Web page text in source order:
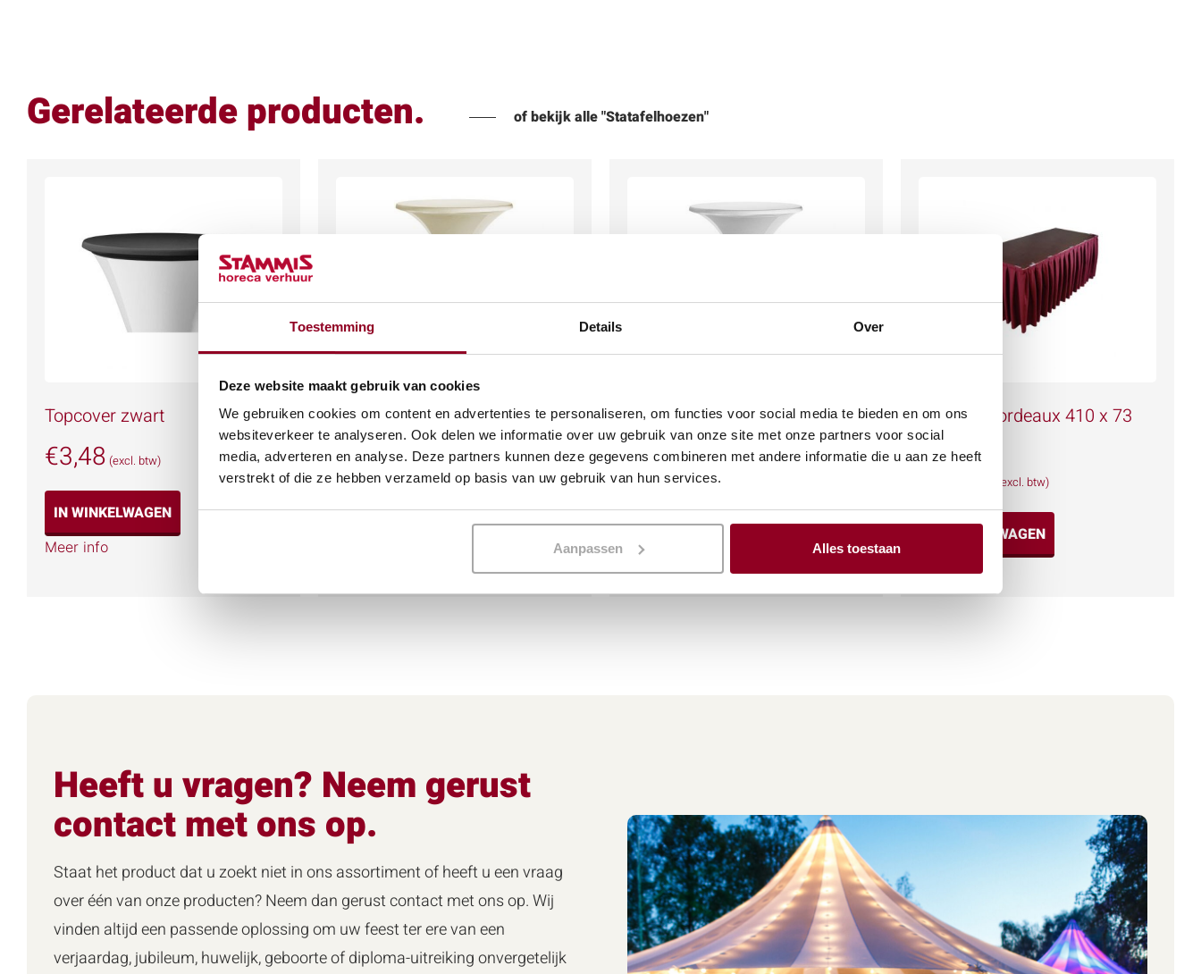
Toestemming Details Over
Deze website maakt gebruik van cookies
We gebruiken cookies om content en advertenties te personaliseren, om functies voor social media te bieden en om ons
websiteverkeer te analyseren. Ook delen we informatie over uw gebruik van onze site met onze partners voor social
media, adverteren en analyse. Deze partners kunnen deze gegevens combineren met andere informatie die u aan ze heeft
verstrekt of die ze hebben verzameld op basis van uw gebruik van hun services.
Aanpassen Alles toestaan
Gerelateerde producten. of bekijk alle "Statafelhoezen"
Topcover zwart
€3,48 (excl. btw)
IN WINKELWAGEN
Meer info
Statafelhoes ecru
€11,70 (excl. btw)
IN WINKELWAGEN
Statafelhoes wit
€11,70 (excl. btw)
IN WINKELWAGEN
Meer info
Tafelrok bordeaux 410 x 73
cm.
(excl. btw)
IN WINKELWAGEN
Meer info
Heeft u vragen? Neem gerust
contact met ons op.
Staat het product dat u zoekt niet in ons assortiment of heeft u een vraag
over één van onze producten? Neem dan gerust contact met ons op. Wij
vinden altijd een passende oplossing om uw feest ter ere van een
verjaardag, jubileum, huwelijk, geboorte of diploma-uitreiking onvergetelijk